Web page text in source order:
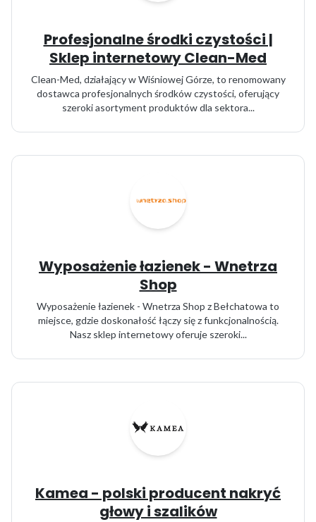
Profesjonalne środki czystości |
Sklep internetowy Clean-Med
Clean-Med, działający w Wiśniowej Górze, to renomowany
dostawca profesjonalnych środków czystości, oferujący
szeroki asortyment produktów dla sektora...
Wyposażenie łazienek - Wnetrza
Shop
Wyposażenie łazienek - Wnetrza Shop z Bełchatowa to
miejsce, gdzie doskonałość łączy się z funkcjonalnością.
Nasz sklep internetowy oferuje szeroki...
Kamea - polski producent nakryć
głowy i szalików